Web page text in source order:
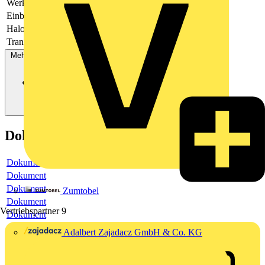
Zumtobel
Vertriebspartner 9
Adalbert Zajadacz GmbH & Co. KG
Werkstoff
Kunststoff
Einbauhöhe
Halogenfrei
Transparent
Mehr anzeigen
Dokumente
Dokument
Dokument
Dokument
Dokument
Dokument